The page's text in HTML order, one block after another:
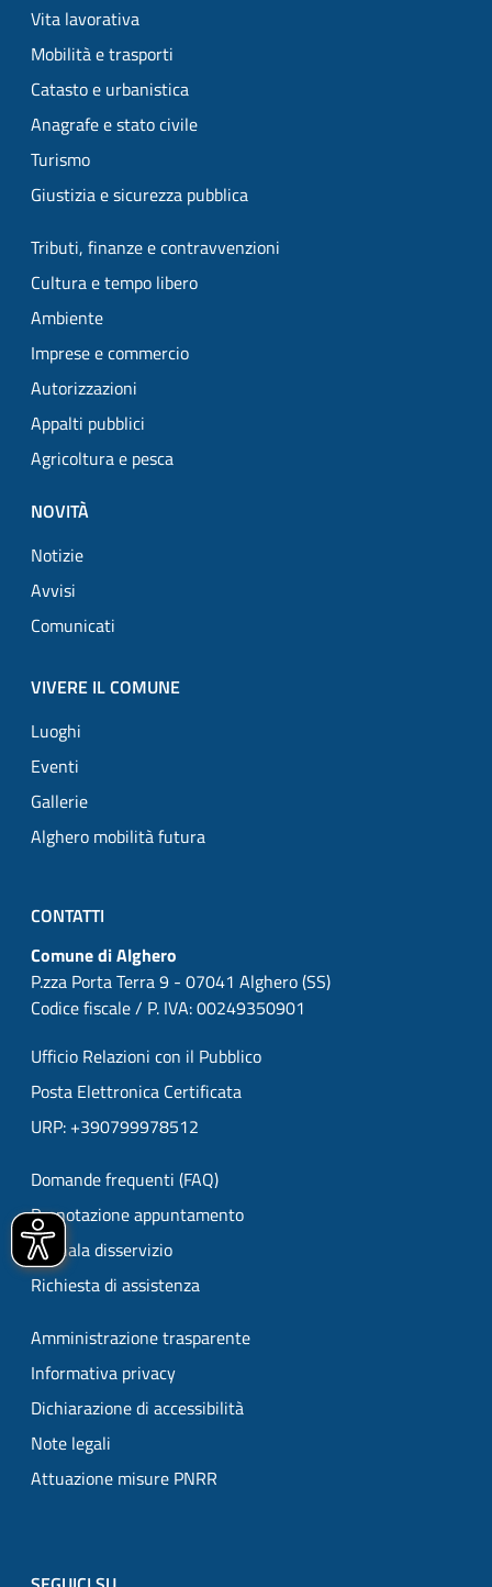
Vita lavorativa
Mobilità e trasporti
Catasto e urbanistica
Anagrafe e stato civile
Turismo
Giustizia e sicurezza pubblica
Tributi, finanze e contravvenzioni
Cultura e tempo libero
Ambiente
Imprese e commercio
Autorizzazioni
Appalti pubblici
Agricoltura e pesca
NOVITÀ
Notizie
Avvisi
Comunicati
VIVERE IL COMUNE
Luoghi
Eventi
Gallerie
Alghero mobilità futura
CONTATTI
Comune di Alghero
P.zza Porta Terra 9 - 07041 Alghero (SS)
Codice fiscale / P. IVA: 00249350901
Ufficio Relazioni con il Pubblico
Posta Elettronica Certificata
URP: +390799978512
Domande frequenti (FAQ)
Prenotazione appuntamento
Segnala disservizio
Richiesta di assistenza
Amministrazione trasparente
Informativa privacy
Dichiarazione di accessibilità
Note legali
Attuazione misure PNRR